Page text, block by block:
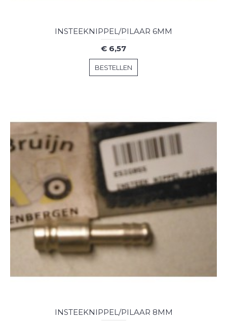
INSTEEKNIPPEL/PILAAR 6MM
€ 6,57
BESTELLEN
INSTEEKNIPPEL/PILAAR 8MM